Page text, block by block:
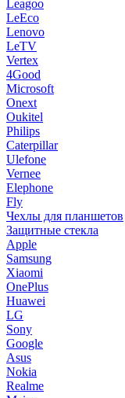
Leagoo
LeEco
Lenovo
LeTV
Vertex
4Good
Microsoft
Onext
Oukitel
Philips
Caterpillar
Ulefone
Vernee
Elephone
Fly
Чехлы для планшетов
Защитные стекла
Apple
Samsung
Xiaomi
OnePlus
Huawei
LG
Sony
Google
Asus
Nokia
Realme